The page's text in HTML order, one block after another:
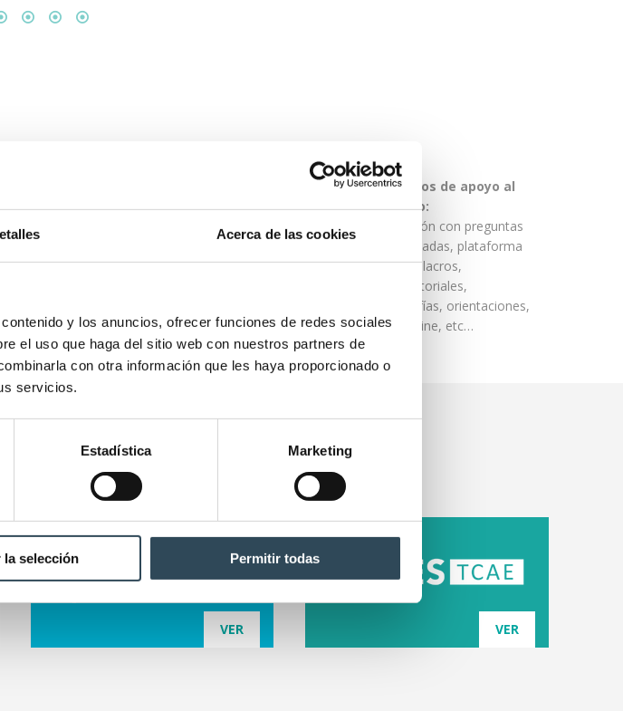
Acerca de las cookies
y los anuncios, ofrecer funciones de redes sociales
el uso que haga del sitio web con nuestros partners de
con otra información que les haya proporcionado o
servicios.
Estadística Marketing
la selección Permitir todas
Tendrás la oportunidad de
estudiar mano a mano
especializados de las
Recursos de apoyo al
alumno:
Aplicación con preguntas
comentadas, plataforma
de simulacros,
videotutoriales,
infografías, orientaciones,
test online, etc…
VER VER